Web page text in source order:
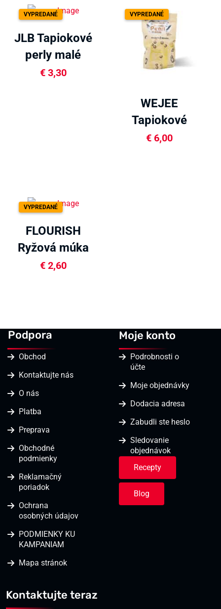
VYPREDANÉ
JLB Tapiokové
perly malé
400g
€3,30
VYPREDANÉ
WEJEE
Tapiokové
perly s
€6,00
VYPREDANÉ
FLOURISH
Ryžová múka
400g
€2,60
Podpora
Obchod
Kontaktujte nás
O nás
Platba
Preprava
Obchodné
podmienky
Reklamačný
poriadok
Ochrana
osobných údajov
PODMIENKY KU
KAMPANIAM
Mapa stránok
Moje konto
Podrobnosti o
účte
Moje objednávky
Dodacia adresa
Zabudli ste heslo
Sledovanie
objednávok
Recepty
Blog
Kontaktujte teraz